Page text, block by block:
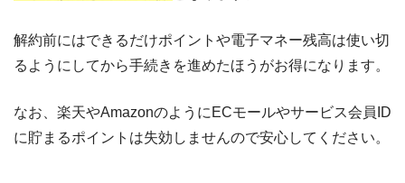
解約前にはできるだけポイントや電子マネー残高は使い切
るようにしてから手続きを進めたほうがお得になります。
なお、楽天やAmazonのようにECモールやサービス会員ID
に貯まるポイントは失効しませんので安心してください。